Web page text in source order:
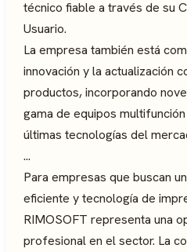
técnico fiable a través de su
Usuario.
La empresa también está
innovación y la actualización
productos, incorporando
gama de equipos
últimas tecnologías del
...
Para empresas que buscan
eficiente y tecnología de
RIMOSOFT representa una
profesional en el sector. La